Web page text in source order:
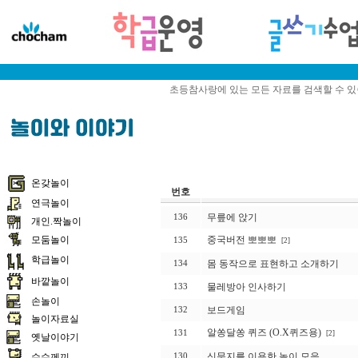
초등참사랑에 있는 모든 자료를 검색할 수
온갖놀이
연극놀이
개인.짝놀이
모둠놀이
학급놀이
바깥놀이
손놀이
놀이자료실
옛날이야기
번호
136 무릎에 앉기
135 중국버전 뽀뽀뽀 [2]
134 몸 동작으로 표현하고 소개하기
133 물레방아 인사하기
132 보드게임
131 알쏭달쏭 퀴즈 (O.X퀴즈용) [2]
130